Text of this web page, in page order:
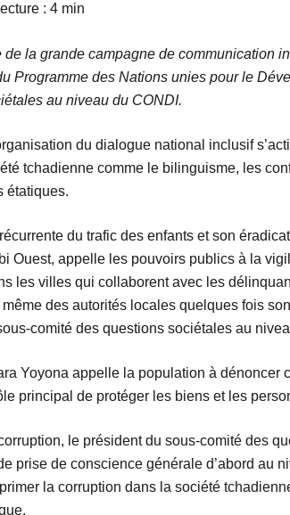
: 4 min
de la grande campagne de communication
Programme des Nations unies pour le
au niveau du CONDI.
du dialogue national inclusif
tchadienne comme le bilinguisme, les
étatiques.
du trafic des enfants et son
Ouest, appelle les pouvoirs publics à la
les villes qui collaborent avec les
des autorités locales quelques fois
comité des questions sociétales au
Yoyona appelle la population à dénoncer
principal de protéger les biens et les
le président du sous-comité des
prise de conscience générale d’abord au
la corruption dans la société